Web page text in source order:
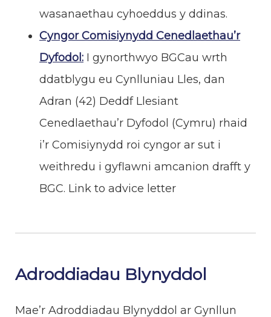
wasanaethau cyhoeddus y ddinas.
Cyngor Comisiynydd Cenedlaethau’r
Dyfodol: I gynorthwyo BGCau wrth
ddatblygu eu Cynlluniau Lles, dan
Adran (42) Deddf Llesiant
Cenedlaethau’r Dyfodol (Cymru) rhaid
i’r Comisiynydd roi cyngor ar sut i
weithredu i gyflawni amcanion drafft y
BGC. Link to advice letter
Adroddiadau Blynyddol
Mae’r Adroddiadau Blynyddol ar Gynllun